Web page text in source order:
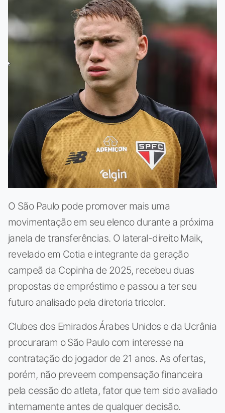
O São Paulo pode promover mais uma
movimentação em seu elenco durante a próxima
janela de transferências. O lateral-direito Maik,
revelado em Cotia e integrante da geração
campeã da Copinha de 2025, recebeu duas
propostas de empréstimo e passou a ter seu
futuro analisado pela diretoria tricolor.
Clubes dos Emirados Árabes Unidos e da Ucrânia
procuraram o São Paulo com interesse na
contratação do jogador de 21 anos. As ofertas,
porém, não preveem compensação financeira
pela cessão do atleta, fator que tem sido avaliado
internamente antes de qualquer decisão.